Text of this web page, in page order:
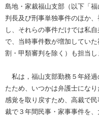
島地・家裁福山支部（以下「
判長及び刑事単独事件のほか
し、それらの事件だけでは私
で、当時事件数が増加してい
割・甲類審判を除く）も担当し
私は，福山支部勤務５年経
たため、いつかは弁護士にな
感覚を取り戻すため、高裁で
裁で３年間民事・家事事件を